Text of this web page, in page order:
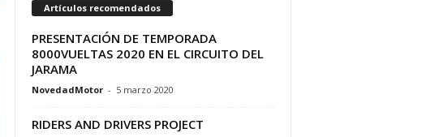
Artículos recomendados
PRESENTACIÓN DE TEMPORADA
8000VUELTAS 2020 EN EL CIRCUITO DEL
JARAMA
NovedadMotor - 5 marzo 2020
RIDERS AND DRIVERS PROJECT